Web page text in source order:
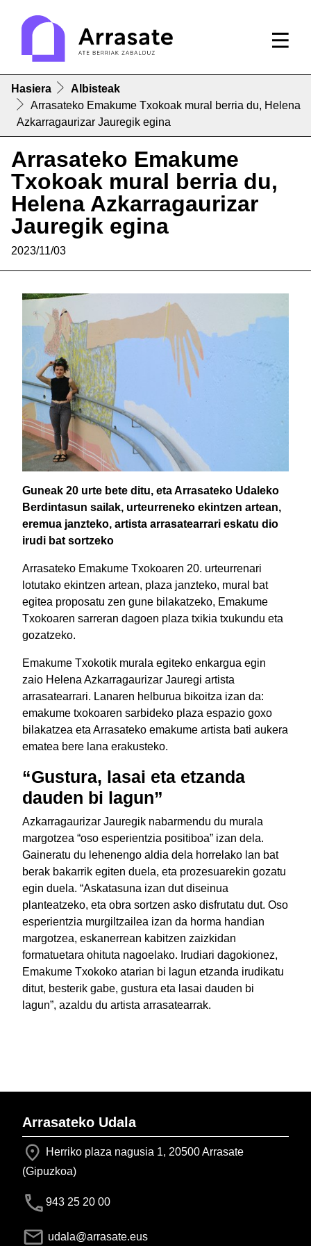
Hasiera
Albisteak
Arrasateko Emakume Txokoak mural berria du, Helena
Azkarragaurizar Jauregik egina
Arrasateko Emakume
Txokoak mural berria du,
Helena Azkarragaurizar
Jauregik egina
2023/11/03
Guneak 20 urte bete ditu, eta Arrasateko Udaleko
Berdintasun sailak, urteurreneko ekintzen artean,
eremua janzteko, artista arrasatearrari eskatu dio
irudi bat sortzeko
Arrasateko Emakume Txokoaren 20. urteurrenari
lotutako ekintzen artean, plaza janzteko, mural bat
egitea proposatu zen gune bilakatzeko, Emakume
Txokoaren sarreran dagoen plaza txikia txukundu eta
gozatzeko.
Emakume Txokotik murala egiteko enkargua egin
zaio Helena Azkarragaurizar Jauregi artista
arrasatearrari. Lanaren helburua bikoitza izan da:
emakume txokoaren sarbideko plaza espazio goxo
bilakatzea eta Arrasateko emakume artista bati aukera
ematea bere lana erakusteko.
“Gustura, lasai eta etzanda
dauden bi lagun”
Azkarragaurizar Jauregik nabarmendu du murala
margotzea “oso esperientzia positiboa” izan dela.
Gaineratu du lehenengo aldia dela horrelako lan bat
berak bakarrik egiten duela, eta prozesuarekin gozatu
egin duela. “Askatasuna izan dut diseinua
planteatzeko, eta obra sortzen asko disfrutatu dut. Oso
esperientzia murgiltzailea izan da horma handian
margotzea, eskanerrean kabitzen zaizkidan
formatuetara ohituta nagoelako. Irudiari dagokionez,
Emakume Txokoko atarian bi lagun etzanda irudikatu
ditut, besterik gabe, gustura eta lasai dauden bi
lagun”, azaldu du artista arrasatearrak.
Arrasateko Udala
Herriko plaza nagusia 1, 20500 Arrasate
(Gipuzkoa)
943 25 20 00
udala@arrasate.eus